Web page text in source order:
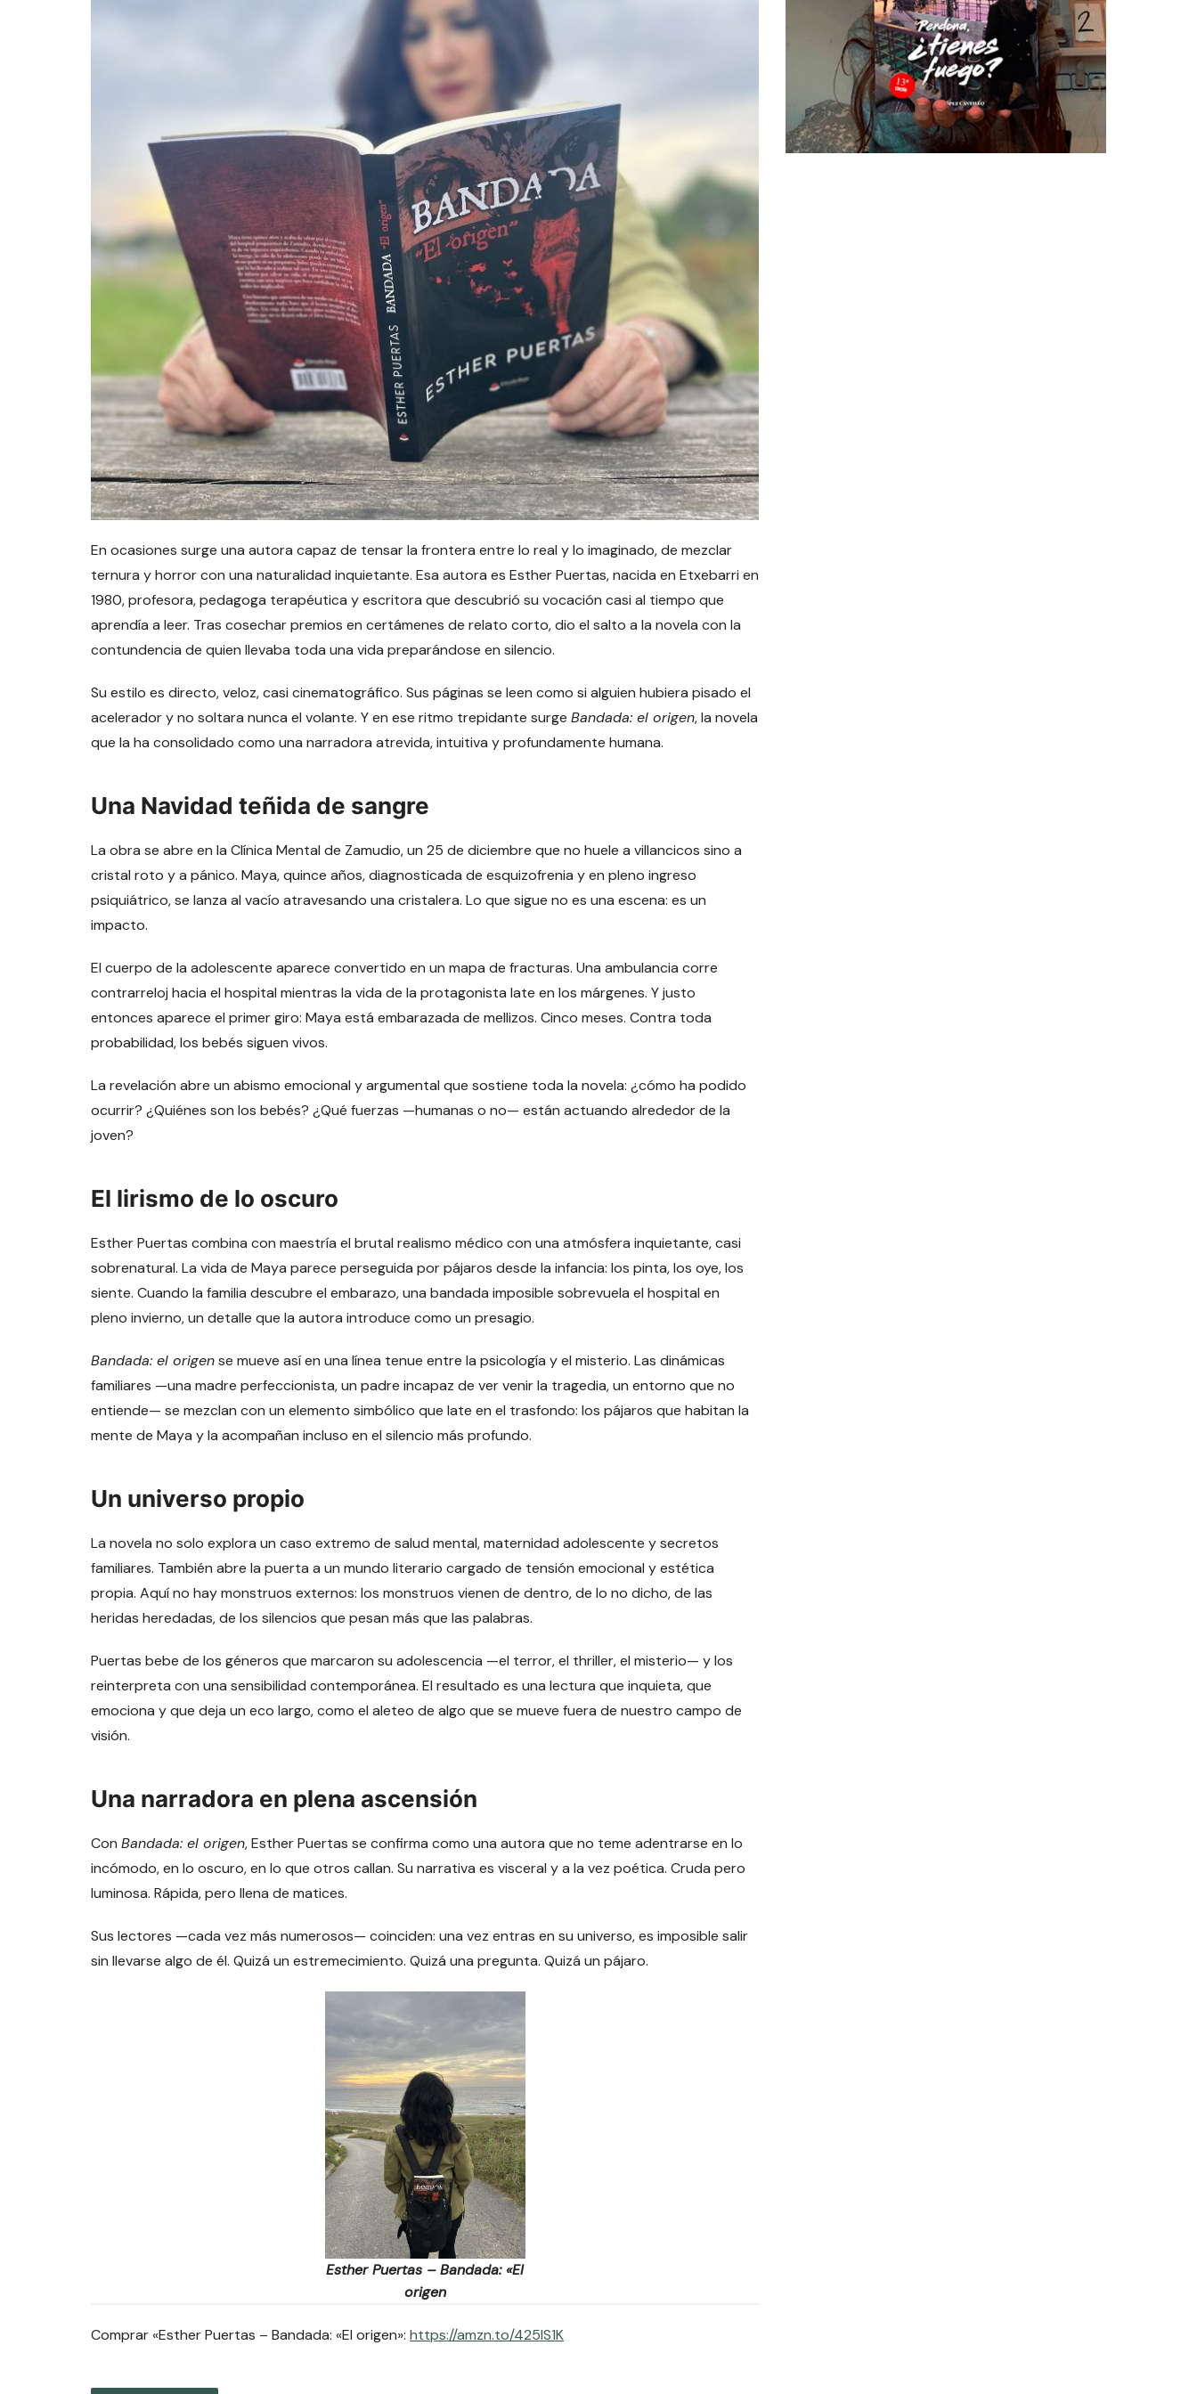
En ocasiones surge una autora capaz de tensar la frontera entre lo real y lo imaginado, de mezclar
ternura y horror con una naturalidad inquietante. Esa autora es Esther Puertas, nacida en Etxebarri en
1980, profesora, pedagoga terapéutica y escritora que descubrió su vocación casi al tiempo que
aprendía a leer. Tras cosechar premios en certámenes de relato corto, dio el salto a la novela con la
contundencia de quien llevaba toda una vida preparándose en silencio.
Su estilo es directo, veloz, casi cinematográfico. Sus páginas se leen como si alguien hubiera pisado el
acelerador y no soltara nunca el volante. Y en ese ritmo trepidante surge Bandada: el origen, la novela
que la ha consolidado como una narradora atrevida, intuitiva y profundamente humana.
Una Navidad teñida de sangre
La obra se abre en la Clínica Mental de Zamudio, un 25 de diciembre que no huele a villancicos sino a
cristal roto y a pánico. Maya, quince años, diagnosticada de esquizofrenia y en pleno ingreso
psiquiátrico, se lanza al vacío atravesando una cristalera. Lo que sigue no es una escena: es un
impacto.
El cuerpo de la adolescente aparece convertido en un mapa de fracturas. Una ambulancia corre
contrarreloj hacia el hospital mientras la vida de la protagonista late en los márgenes. Y justo
entonces aparece el primer giro: Maya está embarazada de mellizos. Cinco meses. Contra toda
probabilidad, los bebés siguen vivos.
La revelación abre un abismo emocional y argumental que sostiene toda la novela: ¿cómo ha podido
ocurrir? ¿Quiénes son los bebés? ¿Qué fuerzas —humanas o no— están actuando alrededor de la
joven?
El lirismo de lo oscuro
Esther Puertas combina con maestría el brutal realismo médico con una atmósfera inquietante, casi
sobrenatural. La vida de Maya parece perseguida por pájaros desde la infancia: los pinta, los oye, los
siente. Cuando la familia descubre el embarazo, una bandada imposible sobrevuela el hospital en
pleno invierno, un detalle que la autora introduce como un presagio.
Bandada: el origense mueve así en una línea tenue entre la psicología y el misterio. Las dinámicas
familiares —una madre perfeccionista, un padre incapaz de ver venir la tragedia, un entorno que no
entiende— se mezclan con un elemento simbólico que late en el trasfondo: los pájaros que habitan la
mente de Maya y la acompañan incluso en el silencio más profundo.
Un universo propio
La novela no solo explora un caso extremo de salud mental, maternidad adolescente y secretos
familiares. También abre la puerta a un mundo literario cargado de tensión emocional y estética
propia. Aquí no hay monstruos externos: los monstruos vienen de dentro, de lo no dicho, de las
heridas heredadas, de los silencios que pesan más que las palabras.
Puertas bebe de los géneros que marcaron su adolescencia —el terror, el thriller, el misterio— y los
reinterpreta con una sensibilidad contemporánea. El resultado es una lectura que inquieta, que
emociona y que deja un eco largo, como el aleteo de algo que se mueve fuera de nuestro campo de
visión.
Una narradora en plena ascensión
Con Bandada: el origen, Esther Puertas se confirma como una autora que no teme adentrarse en lo
incómodo, en lo oscuro, en lo que otros callan. Su narrativa es visceral y a la vez poética. Cruda pero
luminosa. Rápida, pero llena de matices.
Sus lectores —cada vez más numerosos— coinciden: una vez entras en su universo, es imposible salir
sin llevarse algo de él. Quizá un estremecimiento. Quizá una pregunta. Quizá un pájaro.
Esther Puertas – Bandada: «El
origen
Comprar «Esther Puertas – Bandada: «El origen»: https://amzn.to/425IS1K